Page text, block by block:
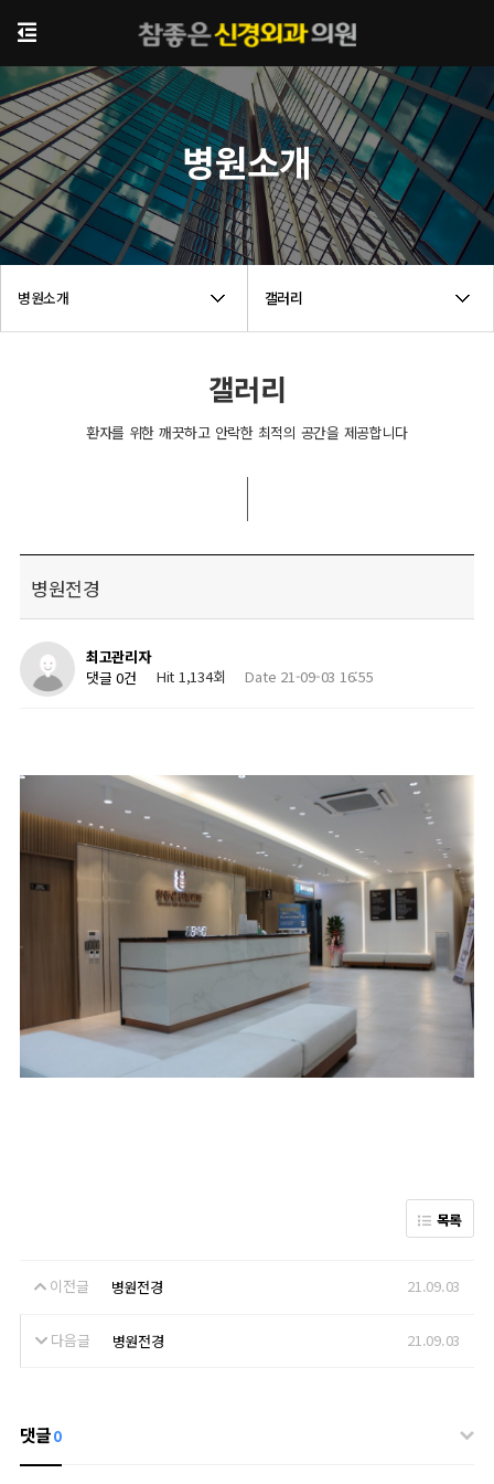
병원소개 갤러리
병원소개
갤러리
환자를 위한 깨끗하고 안락한 최적의 공간을 제공합니다
병원전경
최고관리자
댓글 0건
Hit 1,134회 Date 21-09-03 16:55
목록
이전글 병원전경 21.09.03
다음글 병원전경 21.09.03
댓글0